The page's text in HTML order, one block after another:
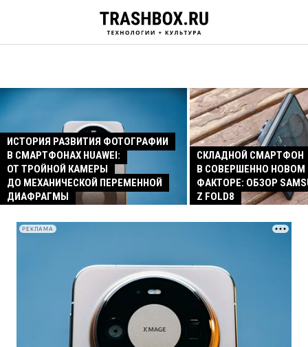
ИСТОРИЯ РАЗВИТИЯ ФОТОГРАФИИ
В СМАРТФОНАХ HUAWEI:
ОТ ТРОЙНОЙ КАМЕРЫ
ДО МЕХАНИЧЕСКОЙ ПЕРЕМЕННОЙ
ДИАФРАГМЫ
СКЛАДНОЙ СМАРТФОН
В СОВЕРШЕННО
ФАКТОРЕ: ОБЗОР
Z FOLD8
РЕКЛАМА